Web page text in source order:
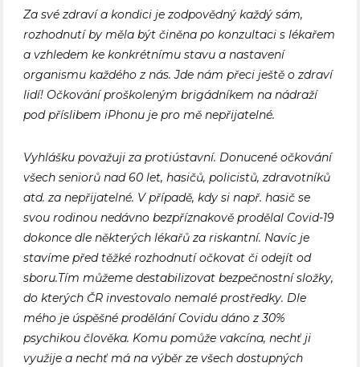
Za své zdraví a kondici je zodpovědný každý sám,
rozhodnutí by měla být činěna po konzultaci s lékařem
a vzhledem ke konkrétnímu stavu a nastavení
organismu každého z nás. Jde nám přeci ještě o zdraví
lidí! Očkování proškoleným brigádníkem na nádraží
pod příslibem iPhonu je pro mě nepřijatelné.
Vyhlášku považuji za protiústavní. Donucené očkování
všech seniorů nad 60 let, hasičů, policistů, zdravotníků
atd. za nepřijatelné. V případě, kdy si např. hasič se
svou rodinou nedávno bezpříznakově prodělal Covid-19
dokonce dle některých lékařů za riskantní. Navíc je
stavíme před těžké rozhodnutí očkovat či odejít od
sboru.Tím můžeme destabilizovat bezpečnostní složky,
do kterých ČR investovalo nemalé prostředky. Dle
mého je úspěšné prodělání Covidu dáno z 30%
psychikou člověka. Komu pomůže vakcína, nechť ji
využije a nechť má na výběr ze všech dostupných